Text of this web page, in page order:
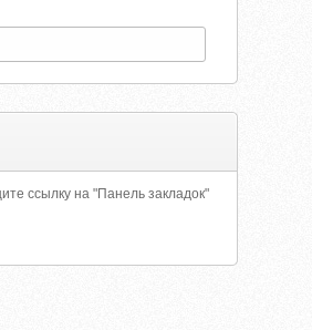
ссылку на "Панель закладок"